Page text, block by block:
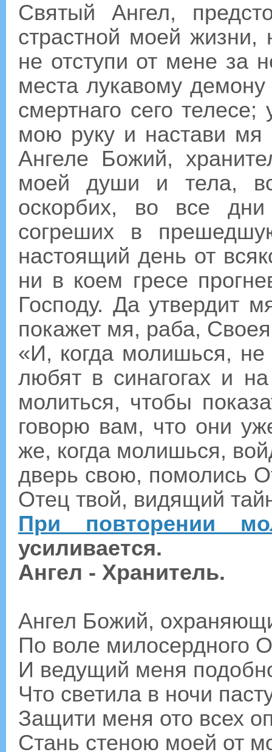
Святый Ангел,
страстной моей жизни,
не отступи от мене за
места лукавому
смертнаго сего
мою руку и настави мя
Ангеле Божий,
моей души и тела,
оскорбих, во все
согреших в
настоящий день от
ни в коем гресе
Господу. Да утвердит
покажет мя, раба,
«И, когда молишься,
любят в синагогах и
молиться, чтобы
говорю вам, что они
же, когда молишься,
дверь свою, помолись
Отец твой, видящий
При повторении
усиливается.
Ангел - Хранитель.
Ангел Божий,
По воле милосердного
И ведущий меня
Что светила в ночи
Защити меня ото всех
Стань стеною моей от